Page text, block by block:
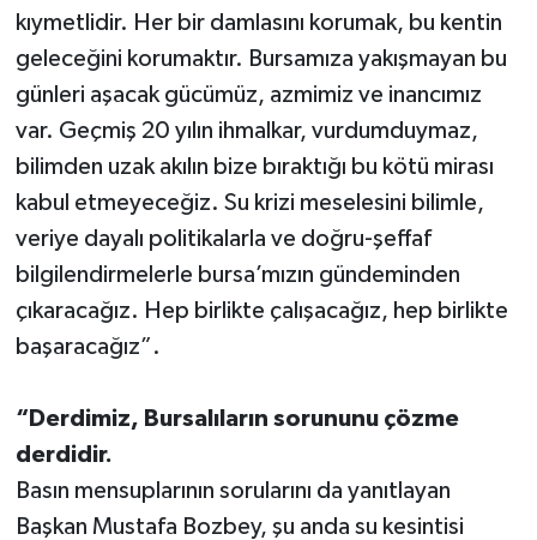
kıymetlidir. Her bir damlasını korumak, bu kentin
geleceğini korumaktır. Bursamıza yakışmayan bu
günleri aşacak gücümüz, azmimiz ve inancımız
var. Geçmiş 20 yılın ihmalkar, vurdumduymaz,
bilimden uzak akılın bize bıraktığı bu kötü mirası
kabul etmeyeceğiz. Su krizi meselesini bilimle,
veriye dayalı politikalarla ve doğru-şeffaf
bilgilendirmelerle bursa’mızın gündeminden
çıkaracağız. Hep birlikte çalışacağız, hep birlikte
başaracağız”.
“Derdimiz, Bursalıların sorununu çözme
derdidir.
Basın mensuplarının sorularını da yanıtlayan
Başkan Mustafa Bozbey, şu anda su kesintisi